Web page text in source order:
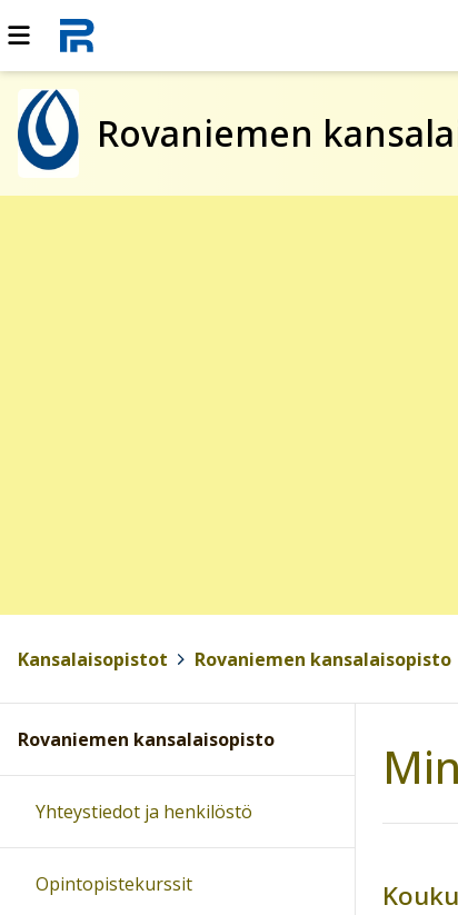
Rovaniemen
Kansalaisopistot Rovaniemen kansalaisopisto
Rovaniemen kansalaisopisto
Yhteystiedot ja henkilöstö
Opintopistekurssit